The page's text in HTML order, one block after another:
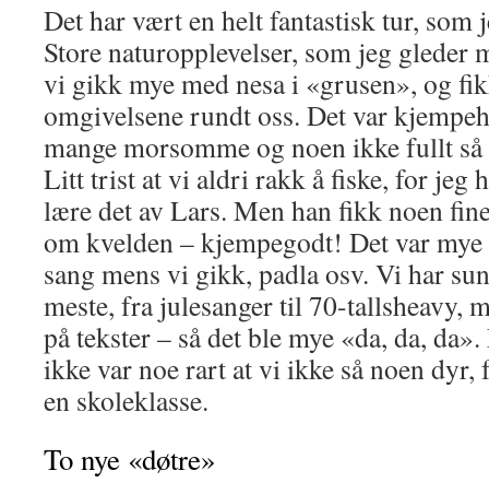
Det har vært en helt fantastisk tur,
Store naturopplevelser, som jeg gleder
vi gikk mye med nesa i «grusen», og
omgivelsene rundt oss. Det var
mange morsomme og noen ikke fullt
Litt trist at vi aldri rakk å fiske, for jeg
lære det av Lars. Men han fikk noen
om kvelden – kjempegodt! Det var
sang mens vi gikk, padla osv. Vi har
meste, fra julesanger til 70-tallsheavy,
på tekster – så det ble mye «da, da,
ikke var noe rart at vi ikke så noen
en skoleklasse.
To nye «døtre»